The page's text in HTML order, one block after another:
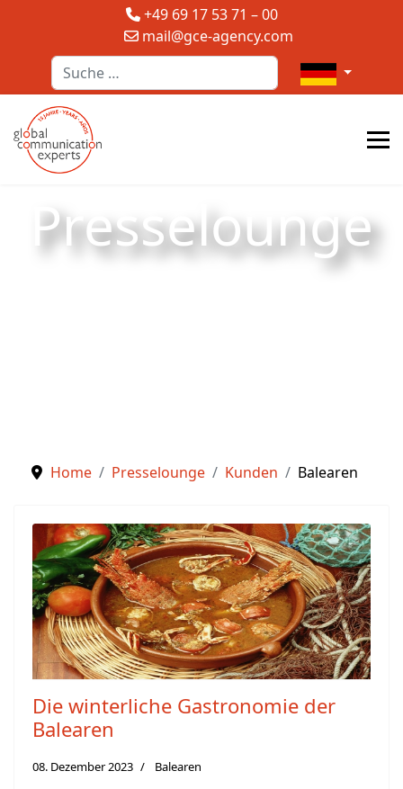
+49 69 17 53 71 – 00
mail@gce-agency.com
Suchen
Sprache
Presselounge
Home Presselounge Kunden Balearen
Die winterliche Gastronomie der
Balearen
08. Dezember 2023 Balearen